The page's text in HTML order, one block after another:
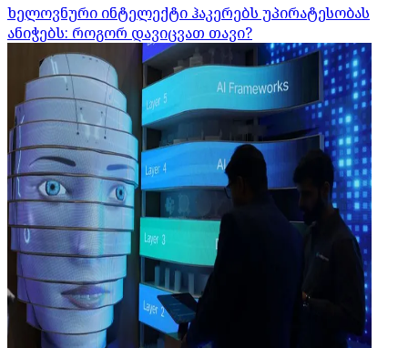
ხელოვნური ინტელექტი ჰაკერებს უპირატესობას
ანიჭებს: როგორ დავიცვათ თავი?